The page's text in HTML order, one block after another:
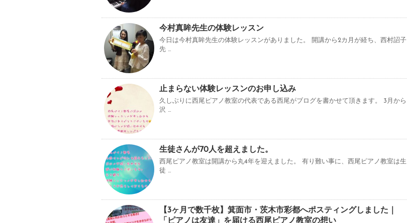
今村真眸先生の体験レッスン
今日は今村真眸先生の体験レッスンがありました。 開講から2カ月が経ち、西村詔子
先 …
止まらない体験レッスンのお申し込み
久しぶりに西尾ピアノ教室の代表である西尾がブログを書かせて頂きます。 3月から
沢 …
生徒さんが70人を超えました。
西尾ピアノ教室は開講から丸4年を迎えました。 有り難い事に、西尾ピアノ教室は生
徒 …
【3ヶ月で数千枚】箕面市・茨木市彩都へポスティングしました｜
「ピアノは友達」を届ける西尾ピアノ教室の想い